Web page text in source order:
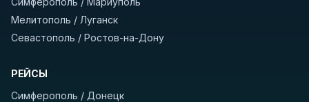
устройств, вода, пледы. На больших
автобусах работают стюарды. У нас
оплата производится только при посадке,
Мелитополь / Луганск
Севастополь / Ростов-на-Дону
РЕЙСЫ
Симферополь / Донецк